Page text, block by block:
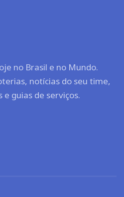
no Brasil e no Mundo.
notícias do seu time,
guias de serviços.